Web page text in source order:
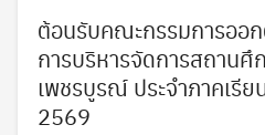
ต้อนรับคณะกรรมการออ
การบริหารจัดการสถานศึ
เพชรบูรณ์ ประจำภาคเรี
2569